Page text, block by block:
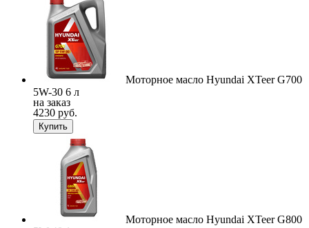
Моторное масло Hyundai XTeer G700
5W-30 6 л
на заказ
4230 руб.
Купить
Моторное масло Hyundai XTeer G800